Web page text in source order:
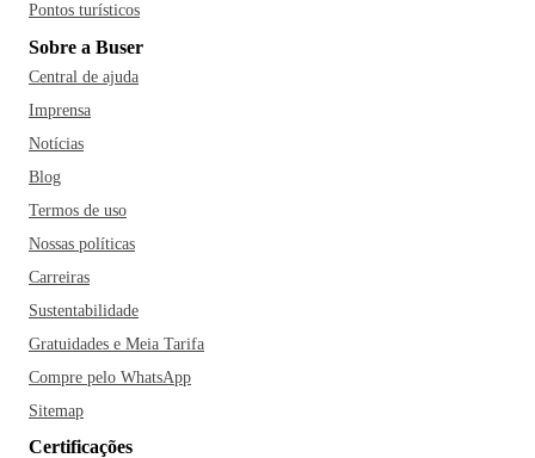
Pontos turísticos
Sobre a Buser
Central de ajuda
Imprensa
Notícias
Blog
Termos de uso
Nossas políticas
Carreiras
Sustentabilidade
Gratuidades e Meia Tarifa
Compre pelo WhatsApp
Sitemap
Certificações